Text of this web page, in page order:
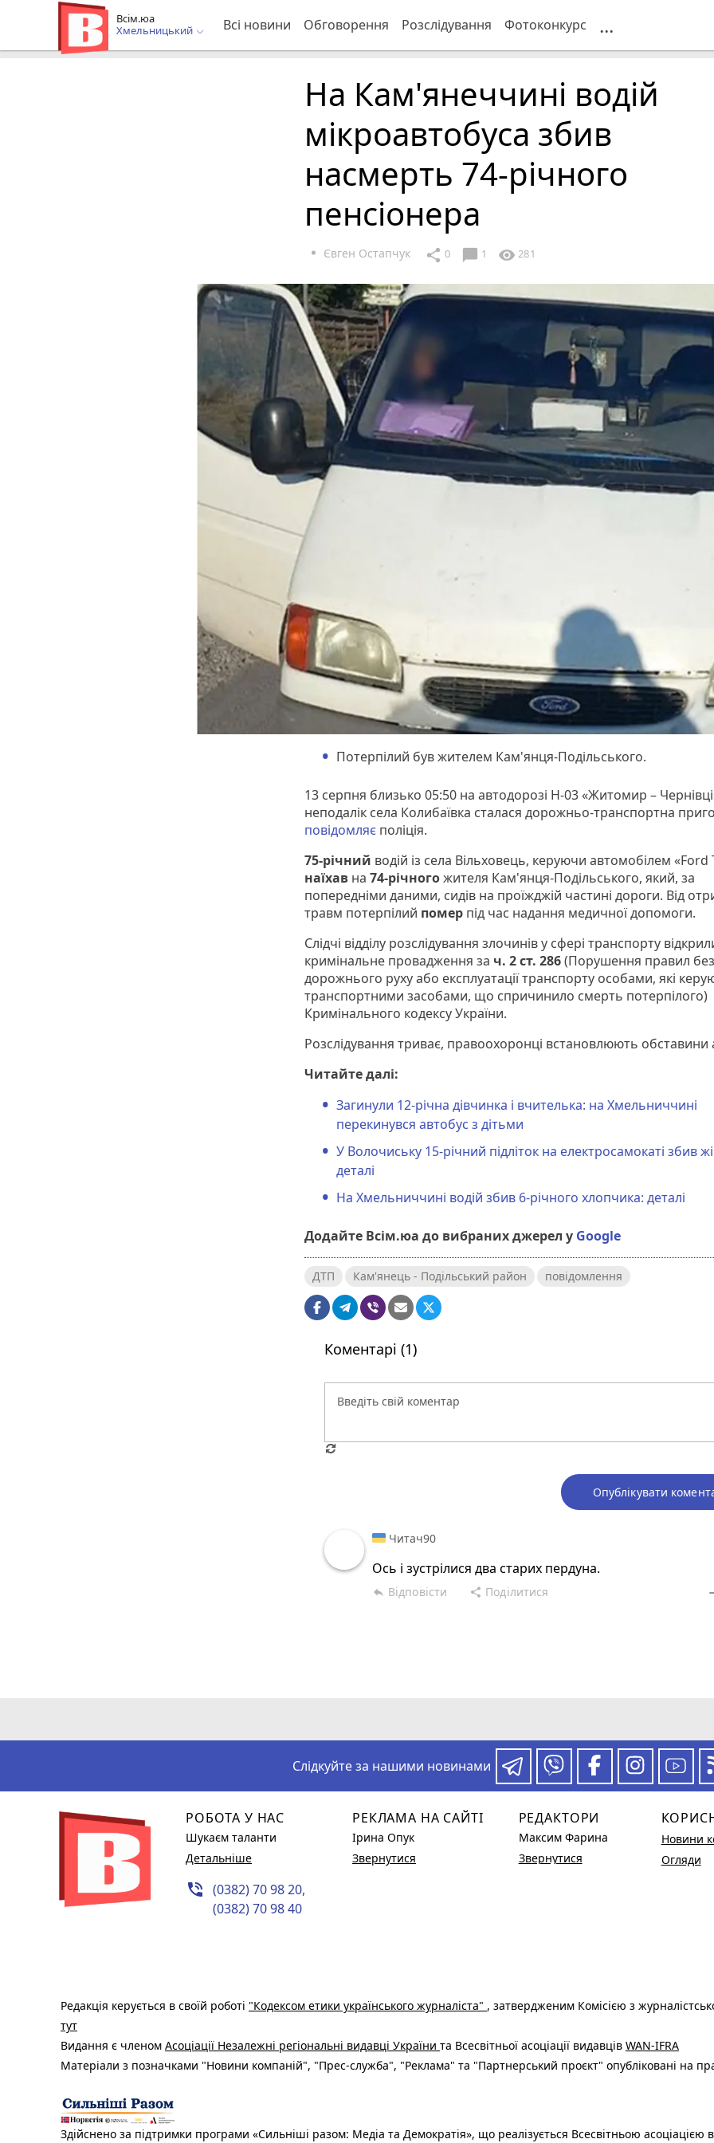
Всім.юа
Хмельницький
Всі новини Обговорення Розслідування Фотоконкурс ...
На Кам'янеччині водій
мікроавтобуса збив
насмерть 74-річного
пенсіонера
Євген Остапчук share 0 chat_bubble 1 visibility 281
Потерпілий був жителем Кам'янця-Подільського.
13 серпня близько 05:50 на автодорозі Н-03 «Житомир –
неподалік села Колибаївка сталася дорожньо-транспортна
повідомляє поліція.
75-річний водій із села Вільховець, керуючи автомобілем «Ford
наїхав на 74-річногожителя Кам'янця-Подільського, який, за
попередніми даними, сидів на проїжджій частині дороги. Від
травм потерпілий помер під час надання медичної допомоги.
Слідчі відділу розслідування злочинів у сфері транспорту
кримінальне провадження за ч. 2 ст. 286(Порушення правил
дорожнього руху або експлуатації транспорту особами, які
транспортними засобами, що спричинило смерть потерпілого)
Кримінального кодексу України.
Розслідування триває, правоохоронці встановлюють обставини
Читайте далі:
Загинули 12-річна дівчинка і вчителька: на Хмельниччині
перекинувся автобус з дітьми
У Волочиську 15-річний підліток на електросамокаті збив
деталі
На Хмельниччині водій збив 6-річного хлопчика: деталі
Додайте Всім.юа до вибраних джерел у Google
ДТП Кам'янець - Подільський район повідомлення
Коментарі (1)
Опублікувати
Читач90
Ось і зустрілися два старих пердуна.
reply Відповісти share Поділитися
Слідкуйте за нашими новинами
РОБОТА У НАС
Шукаєм таланти
Детальніше
phone_in_talk (0382) 70 98 20,
(0382) 70 98 40
РЕКЛАМА НА САЙТІ
Ірина Опук
Звернутися
РЕДАКТОРИ
Максим Фарина
Звернутися
Новини
Огляди
Редакція керується в своїй роботі "Кодексом етики українського журналіста" , затвердженим Комісією з
тут
Видання є членом Асоціації Незалежні регіональні видавці України та Всесвітньої асоціації видавців WAN-IFRA
Матеріали з позначками "Новини компаній", "Прес-служба", "Реклама" та "Партнерський проєкт" опубліковані на
Здійснено за підтримки програми «Сильніші разом: Медіа та Демократія», що реалізується Всесвітньою асоціацією